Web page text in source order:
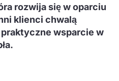
rozwija się w oparciu
klienci chwalą
wsparcie w